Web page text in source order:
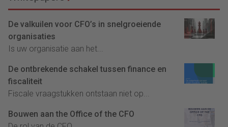
De valkuilen voor CFO’s in snelgroeiende
organisaties
Is uw organisatie aan het...
De ontbrekende schakel tussen finance en
fiscaliteit
Fiscale vraagstukken ontstaan niet op...
Bouwen aan the Office of the CFO